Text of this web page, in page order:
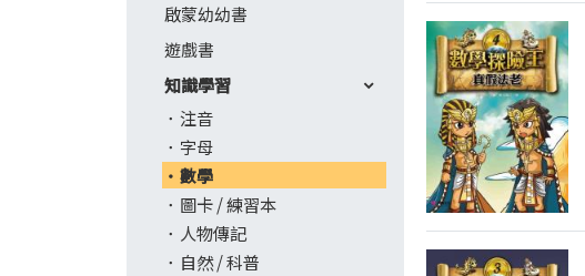
啟蒙幼幼書
遊戲書
知識學習
注音
字母
數學
圖卡 / 練習本
人物傳記
自然 / 科普